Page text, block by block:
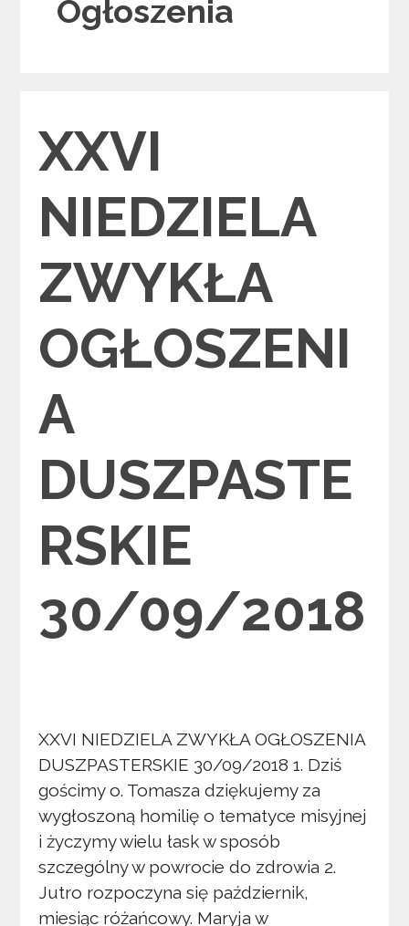
Ogłoszenia
XXVI
NIEDZIELA
ZWYKŁA
OGŁOSZENI
A
DUSZPASTE
RSKIE
30/09/2018
XXVI NIEDZIELA ZWYKŁA OGŁOSZENIA
DUSZPASTERSKIE 30/09/2018 1. Dziś
gościmy o. Tomasza dziękujemy za
wygłoszoną homilię o tematyce misyjnej
i życzymy wielu łask w sposób
szczególny w powrocie do zdrowia 2.
Jutro rozpoczyna się październik,
miesiąc różańcowy. Maryja w